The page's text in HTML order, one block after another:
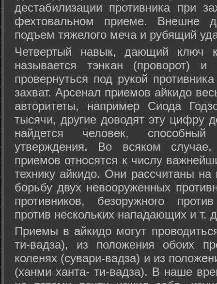
дестабилизации противника при
фехтовальном приеме. Внешне
подъем тяжелого меча и рубящий
Четвертый навык, дающий ключ
называется тэнкан (проворот)
провернуться под рукой
захват. Арсенал приемов айкидо
авторитеты, например Сиода
тысячи, другие доводят эту цифру
найдется человек,
утверждения. Во всяком
приемов относятся к числу
технику айкидо. Они рассчитаны
борьбу двух невооруженных
противников, безоружного
против нескольких нападающих и т.
Приемы в айкидо могут
ти-вадза), из положения обоих
коленях (сувари-вадза) и из
(ханми ханта- ти-вадза). В наше